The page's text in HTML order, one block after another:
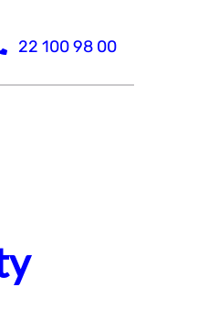
22 100 98 00